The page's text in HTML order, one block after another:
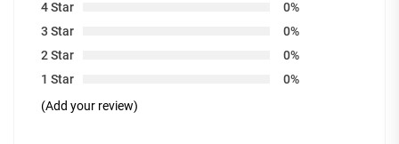
4 Star
0%
3 Star
0%
2 Star
0%
1 Star
0%
(Add your review)